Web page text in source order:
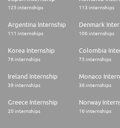
* Organisé(e), rigoureux(se) et capable
* Excellent relationnel, esprit d'équipe
Maîtrise de la suite MS Office et des
professionnels (Linkedin).
Langues
125 internships 113 internships
Argentina Internship
111 internships
Denmark
106 internships
Korea Internship
76 internships
Colombia
75 internships
Ireland Internship
39 internships
Monaco
36 internships
Greece Internship
20 internships
Norway
16 internships